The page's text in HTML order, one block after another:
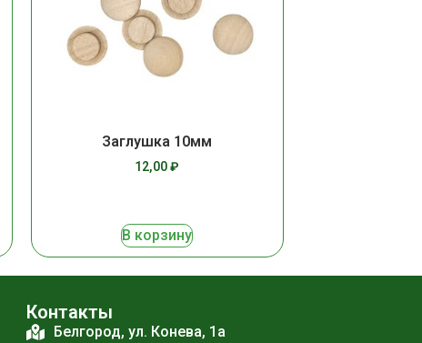
Заглушка 10мм
12,00₽
В корзину
Контакты
Белгород, ул. Конева, 1а